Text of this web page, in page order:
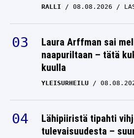
RALLI 08.08.2026
Laura Arffman sai
naapuriltaan – tätä
kuulla
YLEISURHEILU
Lähipiiristä tipahti
tulevaisuudesta –